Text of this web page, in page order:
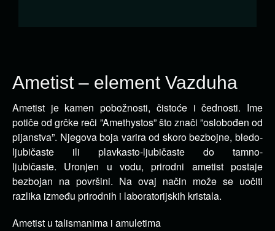
Ametist – element Vazduha
Ametist je kamen pobožnosti, čistoće i čednosti. Ime
potiče od grčke reči ”Amethystos” što znači ”oslobođen od
pijanstva”. Njegova boja varira od skoro bezbojne, bledo-
ljubičaste ili plavkasto-ljubičaste do tamno-
ljubičaste. Uronjen u vodu, prirodni ametist postaje
bezbojan na površini. Na ovaj način može se uočiti
razlika između prirodnih i laboratorijskih kristala.
Ametist u talismanima i amuletima